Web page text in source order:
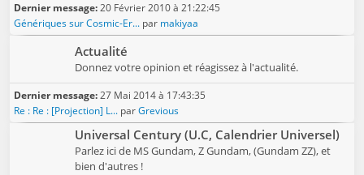
Dernier message:20 Février 2010 à 21:22:45
Génériques sur Cosmic-Er... par makiyaa
Actualité
Donnez votre opinion et réagissez à l'actualité.
Dernier message:27 Mai 2014 à 17:43:35
Re : Re : [Projection] L... parGrevious
Universal Century (U.C, Calendrier Universel)
Parlez ici de MS Gundam, Z Gundam, (Gundam ZZ), et
bien d'autres !